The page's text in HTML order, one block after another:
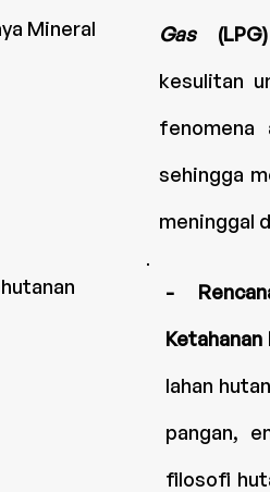
Mineral
Gas
kesulitan
fenomena
sehingga
meninggal
-
Ketahanan
lahan
pangan,
filosofi